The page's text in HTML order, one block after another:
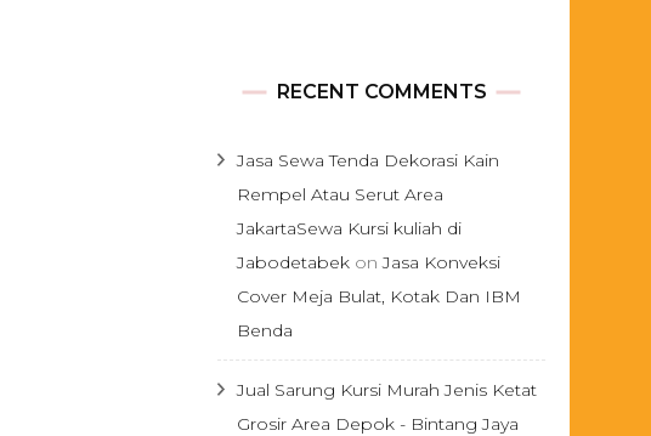
RECENT COMMENTS
Jasa Sewa Tenda Dekorasi Kain
Rempel Atau Serut Area
JakartaSewa Kursi kuliah di
Jabodetabek onJasa Konveksi
Cover Meja Bulat, Kotak Dan IBM
Benda
Jual Sarung Kursi Murah Jenis Ketat
Grosir Area Depok - Bintang Jaya